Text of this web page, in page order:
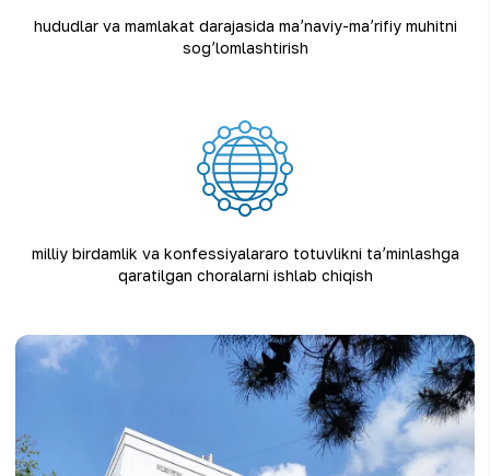
hududlar va mamlakat darajasida maʼnaviy-maʼrifiy muhitni
sogʼlomlashtirish
milliy birdamlik va konfessiyalararo totuvlikni taʼminlashga
qaratilgan choralarni ishlab chiqish